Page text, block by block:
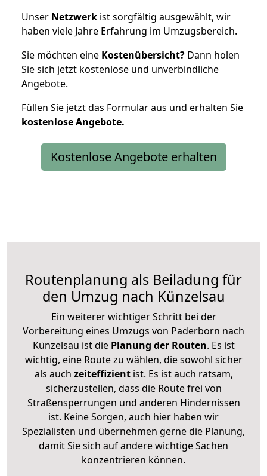
Unser Netzwerk ist sorgfältig ausgewählt, wir
haben viele Jahre Erfahrung im Umzugsbereich.
Sie möchten eine Kostenübersicht? Dann holen
Sie sich jetzt kostenlose und unverbindliche
Angebote.
Füllen Sie jetzt das Formular aus und erhalten Sie
kostenloseAngebote.
Kostenlose Angebote erhalten
Routenplanung als Beiladung für
den Umzug nach Künzelsau
Ein weiterer wichtiger Schritt bei der
Vorbereitung eines Umzugs von Paderborn nach
Künzelsau ist diePlanung der Routen. Es ist
wichtig, eine Route zu wählen, die sowohl sicher
als auch zeiteffizientist. Es ist auch ratsam,
sicherzustellen, dass die Route frei von
Straßensperrungen und anderen Hindernissen
ist. Keine Sorgen, auch hier haben wir
Spezialisten und übernehmen gerne die Planung,
damit Sie sich auf andere wichtige Sachen
konzentrieren können.